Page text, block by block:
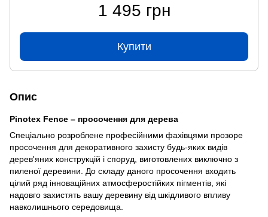
1 495 грн
Купити
Опис
Pinotex Fence – просочення для дерева
Спеціально розроблене професійними фахівцями прозоре
просочення для декоративного захисту будь-яких видів
дерев'яних конструкцій і споруд, виготовлених виключно з
пиленої деревини. До складу даного просочення входить
цілий ряд інноваційних атмосферостійких пігментів, які
надовго захистять вашу деревину від шкідливого впливу
навколишнього середовища.